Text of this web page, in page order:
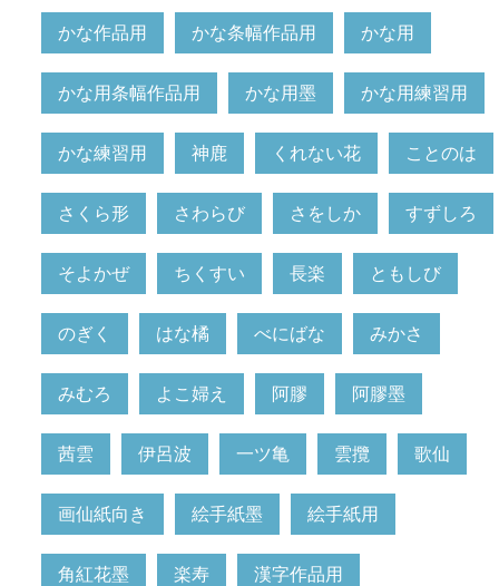
かな作品用 かな条幅作品用 かな用
かな用条幅作品用 かな用墨 かな用練習用
かな練習用 神鹿 くれない花 ことのは
さくら形 さわらび さをしか すずしろ
そよかぜ ちくすい 長楽 ともしび
のぎく はな橘 べにばな みかさ
みむろ よこ婦え 阿膠 阿膠墨
茜雲 伊呂波 一ツ亀 雲攬 歌仙
画仙紙向き 絵手紙墨 絵手紙用
角紅花墨 楽寿 漢字作品用